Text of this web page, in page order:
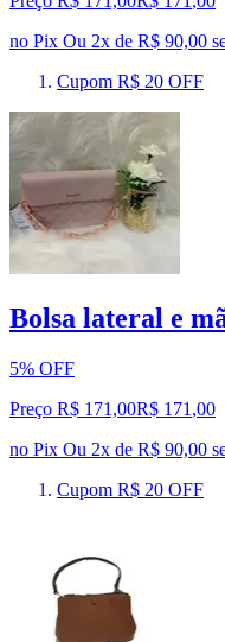
no Pix Ou 2x de R$ 90,00
Cupom R$ 20 OFF
Bolsa lateral e
5% OFF
Preço R$ 171,00R$ 171 ,00
no Pix Ou 2x de R$ 90,00
Cupom R$ 20 OFF